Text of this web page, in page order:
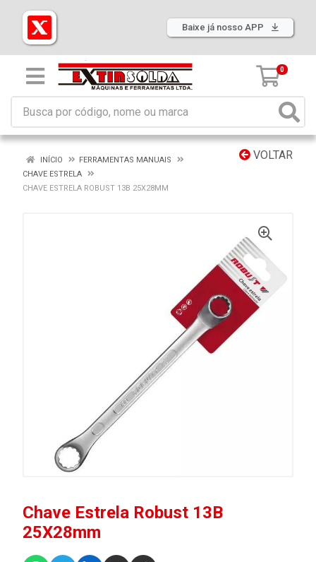
Baixe já nosso APP
0
VOLTAR
INÍCIO
FERRAMENTAS MANUAIS
CHAVE ESTRELA
CHAVE ESTRELA ROBUST 13B 25X28MM
Chave Estrela Robust 13B
25X28mm